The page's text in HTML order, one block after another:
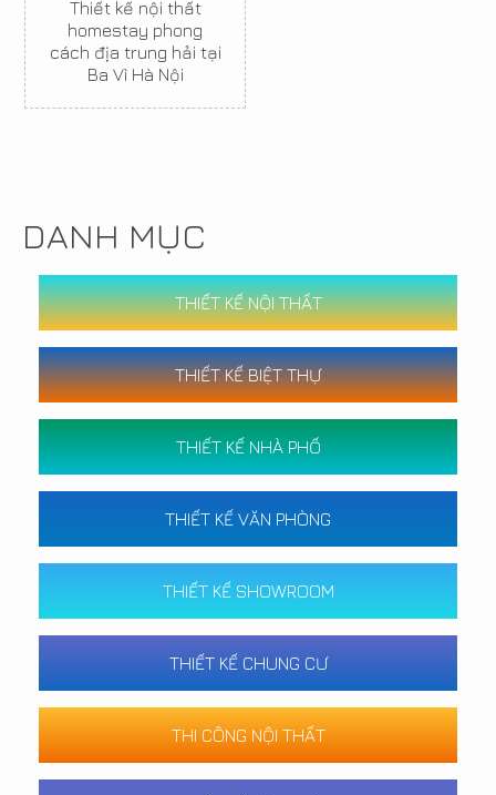
Thiết kế nội thất
homestay phong
cách địa trung hải tại
Ba Vì Hà Nội
DANH MỤC
THIẾT KẾ NỘI THẤT
THIẾT KẾ BIỆT THỰ
THIẾT KẾ NHÀ PHỐ
THIẾT KẾ VĂN PHÒNG
THIẾT KẾ SHOWROOM
THIẾT KẾ CHUNG CƯ
THI CÔNG NỘI THẤT